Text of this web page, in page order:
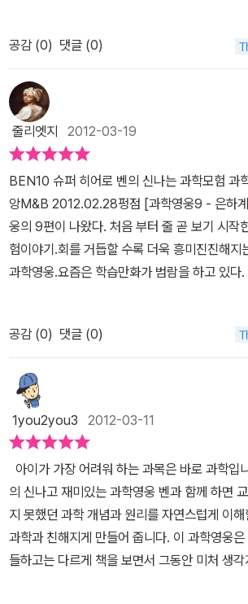
요,앞서 배웠던 내용을 퀴즈형식으로 풀어볼
네요.개정교과서의 특징인 심층 탐구능력과 과
웅 벤과 함께 지구를 지키러 떠나는 멋진 모험
핑장에서 옴니트릭스를 얻은 벤이라는 열살 소
할 수 있게 되어 슈퍼 히어로로 활약하는 과정을
이 우주에서의 사건인지라, 여태까지의 시리즈
약만을 그린 것일까? 1권에서부터 찾아보니, 공
우주 뿐 아니라 지구 내에서도 그가 슈퍼 히어
회는 무궁무진하게 많았다. 어릴적부터 지금까
엄마 아빠의 영향인지, 다섯살 우리 아이도 이
을 빛내며 읽어달라 하였다. 특히 맨 처음 등장
주선을 보더니, 외관이 딱 여객기처럼 보였는지
다. 괴물들이 나와 무서워할 줄 알았는데 남아
내용에는 거부감 없이 좋아하는 듯 하다. 지구
남아있고, 빌객스 등의 우주 악당이 다가오고
이 손발이 묶여 꼼짝 못하는 긴박한 상황에서
다. 벤의 사촌동생 그웬과 할아버지, 그리고 은
폭발을 막을 수 있는 암호를 발에 숨긴 닥터 둠
닥터 둠을 잡아 발바닥을 확인해 암호를 찾아내
고, 그 시간은 시시각각 줄어들고 있었다! 벤과
히 감도 안 오는 우주의 어마어마한 데이터들,
대하게 느껴지는데, 은하계, 우주의 크기는 우
없는 수치의 규모였다. 우주의 역사의 시작인
으로부터 약 137억년전 일이고, 그 사이에 우
그동안 무려 100억x100억x 100억배 이상 커
p우주의 역사 중 벤은 그때그때 유용한 외계인
변신하고, 바위괴물로 변신한 닥터둠을 상대
공감 (0) 댓글 (0)
줄리엣지 2012-03-19
BEN10 슈퍼 히어로 벤의 신나는 과학모험 과
앙M&B 2012.02.28펑점 [과학영웅9 - 은하
웅의 9편이 나왔다. 처음 부터 줄 곧 보기 시작
험이야기.회를 거듭할 수록 더욱 흥미진진해지
과학영웅.요즘은 학습만화가 범람을 하고 있다
고학년이 되어가는 연년생 딸들 역시 학습만화
다. 본의아니게. 하지만 항상 딸들이 학습만화를
라는 무언의 압력을 가하는 나를 본다. 학습만
멀리 할까하는 조바심에서이다. 다 나름 장단점
이다.그래고 솔직히 엄마입장에서는 아이들이
는 것이다. 유일하게 아이들이 봐도 그저 흐뭇
에도 불구하고..1권부터 8권까지 우리 아이들은
좋아하고 또 열심히 읽는다..처음 1권부터 그
만화이지만 다양한 형식과 탄탄한 스토리, 그
로 나의 마음을 흡족하기 했던 것 같다. 이번 9
바람을 저버리지 않고 요즘 말로 '대박'이다. 무
벤의 이야기도 재미있었지만 Episode뒤에 좀
해 들려주는 이야기들이 나의 시선을 끈다.별
공감 (0) 댓글 (0)
1you2you3 2012-03-11
아이가 가장 어려워 하는 과목은 바로 과학입
의 신나고 재미있는 과학영웅 벤과 함께 하면
지 못했던 과학 개념과 원리를 자연스럽게 이
과학과 친해지게 만들어 줍니다. 이 과학영웅
들하고는 다르게 책을 보면서 그동안 미처 생